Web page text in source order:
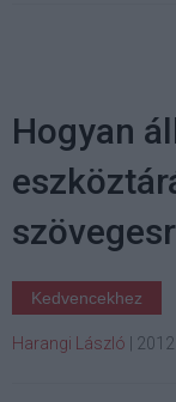
Hogyan
Kedvencekhez
Harangi László